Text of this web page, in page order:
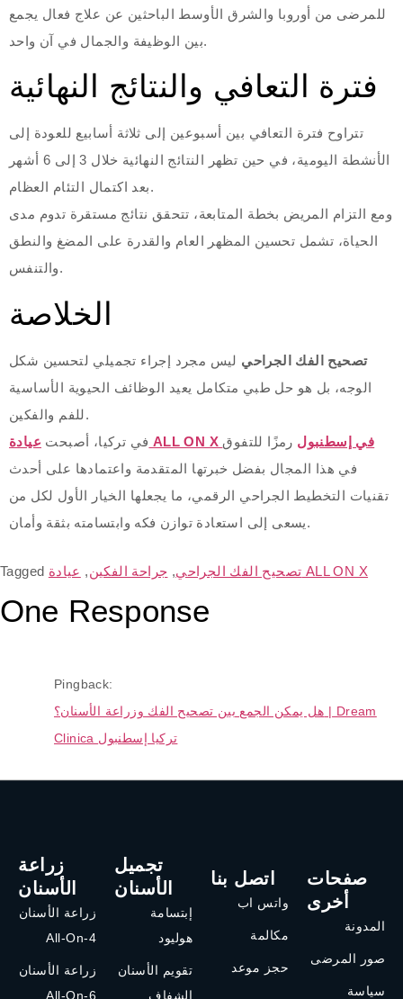
للمرضى من أوروبا والشرق الأوسط الباحثين عن علاج فعال يجمع
بين الوظيفة والجمال في آن واحد.
فترة التعافي والنتائج النهائية
تتراوح فترة التعافي بين أسبوعين إلى ثلاثة أسابيع للعودة إلى
الأنشطة اليومية، في حين تظهر النتائج النهائية خلال 3 إلى 6 أشهر
بعد اكتمال التئام العظام.
ومع التزام المريض بخطة المتابعة، تتحقق نتائج مستقرة تدوم مدى
الحياة، تشمل تحسين المظهر العام والقدرة على المضغ والنطق
والتنفس.
الخلاصة
تصحيح الفك الجراحي ليس مجرد إجراء تجميلي لتحسين شكل
الوجه، بل هو حل طبي متكامل يعيد الوظائف الحيوية الأساسية
للفم والفكين.
في تركيا، أصبحت
عيادة ALL ON X في إسطنبول رمزًا للتفوق
في هذا المجال بفضل خبرتها المتقدمة واعتمادها على أحدث
تقنيات التخطيط الجراحي الرقمي، ما يجعلها الخيار الأول لكل من
يسعى إلى استعادة توازن فكه وابتسامته بثقة وأمان.
Tagged تصحيح الفك الجراحي, جراحة الفكين, عيادة ALL ON X
One Response
Pingback:
هل يمكن الجمع بين تصحيح الفك وزراعة الأسنان؟ | Dream
Clinica تركيا إسطنبول
زراعة
الأسنان
زراعة الأسنان
All-On-4
زراعة الأسنان
All-On-6
تجميل
الأسنان
إبتسامة
هوليود
تقويم الأسنان
الشفاف
اتصل بنا
واتس اب
مكالمة
حجز موعد
صفحات
أخرى
المدونة
صور المرضى
سياسة